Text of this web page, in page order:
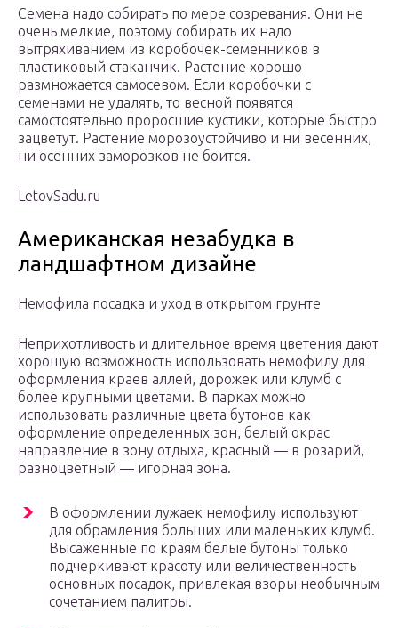
Семена надо собирать по мере созревания. Они не
очень мелкие, поэтому собирать их надо
вытряхиванием из коробочек-семенников в
пластиковый стаканчик. Растение хорошо
размножается самосевом. Если коробочки с
семенами не удалять, то весной появятся
самостоятельно проросшие кустики, которые быстро
зацветут. Растение морозоустойчиво и ни весенних,
ни осенних заморозков не боится.
LetovSadu.ru
Американская незабудка в
ландшафтном дизайне
Немофила посадка и уход в открытом грунте
Неприхотливость и длительное время цветения дают
хорошую возможность использовать немофилу для
оформления краев аллей, дорожек или клумб с
более крупными цветами. В парках можно
использовать различные цвета бутонов как
оформление определенных зон, белый окрас
направление в зону отдыха, красный — в розарий,
разноцветный — игорная зона.
В оформлении лужаек немофилу используют
для обрамления больших или маленьких клумб.
Высаженные по краям белые бутоны только
подчеркивают красоту или величественность
основных посадок, привлекая взоры необычным
сочетанием палитры.